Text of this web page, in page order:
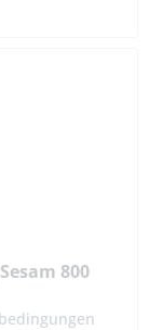
800